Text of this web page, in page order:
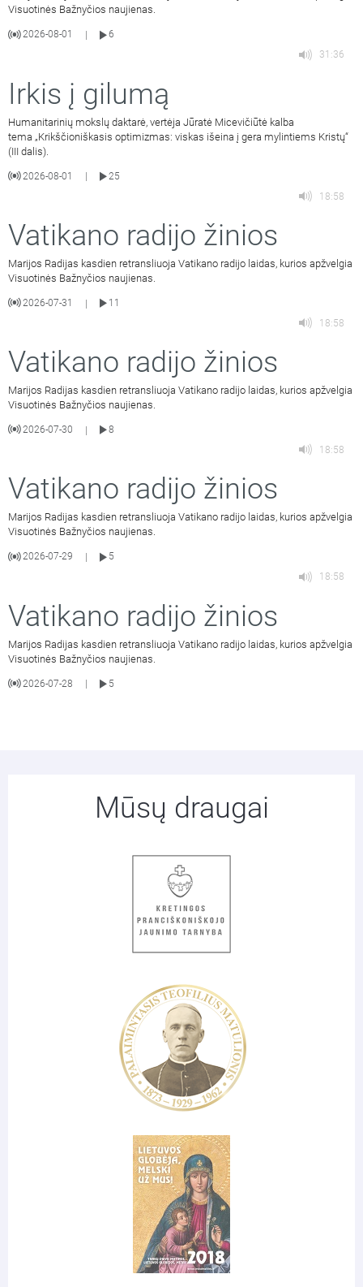
Visuotinės Bažnyčios naujienas.
2026-08-01
6
31:36
Irkis į gilumą
Humanitarinių mokslų daktarė, vertėja Jūratė Micevičiūtė kalba
tema „Krikščioniškasis optimizmas: viskas išeina į gera mylintiems Kristų“
(III dalis).
2026-08-01
25
18:58
Vatikano radijo žinios
Marijos Radijas kasdien retransliuoja Vatikano radijo laidas, kurios apžvelgia
Visuotinės Bažnyčios naujienas.
2026-07-31 |
11
18:58
Vatikano radijo žinios
Marijos Radijas kasdien retransliuoja Vatikano radijo laidas, kurios apžvelgia
Visuotinės Bažnyčios naujienas.
2026-07-30 |
8
18:58
Vatikano radijo žinios
Marijos Radijas kasdien retransliuoja Vatikano radijo laidas, kurios apžvelgia
Visuotinės Bažnyčios naujienas.
2026-07-29
5
18:58
Vatikano radijo žinios
Marijos Radijas kasdien retransliuoja Vatikano radijo laidas, kurios apžvelgia
Visuotinės Bažnyčios naujienas.
2026-07-28 5
Mūsų draugai